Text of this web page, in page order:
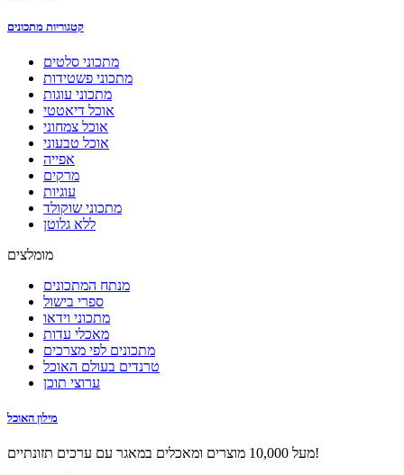
קטגוריות מתכונים
מתכוני סלטים
מתכוני פשטידות
מתכוני עוגות
אוכל דיאטטי
אוכל צמחוני
אוכל טבעוני
אפייה
מרקים
עוגיות
מתכוני שוקולד
ללא גלוטן
מומלצים
מנתח המתכונים
ספרי בישול
מתכוני וידאו
מאכלי עדות
מתכונים לפי מצרכים
טרנדים בעולם האוכל
ערוצי תוכן
מילון האוכל
מעל 10,000 מוצרים ומאכלים במאגר עם ערכים תזונתיים!